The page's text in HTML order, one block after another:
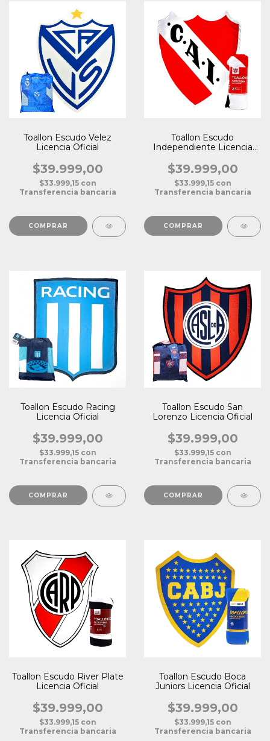
Toallon Escudo Velez
Licencia Oficial
$39.999,00
$33.999,15 con
Transferencia bancaria
Toallon Escudo
Independiente Licencia
$39.999,00
$33.999,15 con
Transferencia bancaria
Toallon Escudo Racing
Licencia Oficial
$39.999,00
$33.999,15 con
Transferencia bancaria
Toallon Escudo San
Lorenzo Licencia Oficial
$39.999,00
$33.999,15 con
Transferencia bancaria
Toallon Escudo River Plate
Licencia Oficial
$39.999,00
$33.999,15 con
Transferencia bancaria
Toallon Escudo Boca
Juniors Licencia Oficial
$39.999,00
$33.999,15 con
Transferencia bancaria